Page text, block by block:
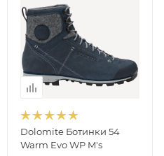
Dolomite Ботинки 54
Warm Evo WP M's